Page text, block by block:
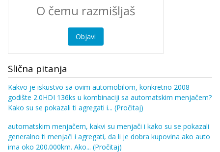
Objavi
Slična pitanja
Kakvo je iskustvo sa ovim automobilom, konkretno 2008
godište 2.0HDI 136ks u kombinaciji sa automatskim menjačem?
Kako su se pokazali ti agregati i... (Pročitaj)
automatskim menjačem, kakvi su menjači i kako su se pokazali
generalno ti menjači i agregati, da li je dobra kupovina ako auto
ima oko 200.000km. Ako... (Pročitaj)